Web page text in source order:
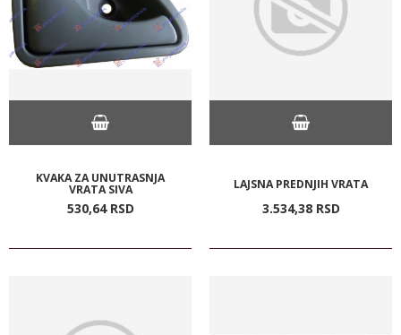
KVAKA ZA UNUTRASNJA
VRATA SIVA
530,64 RSD
LAJSNA PREDNJIH VRATA
3.534,38 RSD